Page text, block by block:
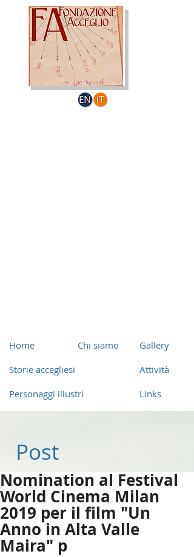
Home
Chi siamo
Storie accegliesi
Personaggi illustri
Gallery
Attività
Links
Post
Nomination al Festival
World Cinema Milan
2019 per il film "Un
Anno in Alta Valle
Maira" p